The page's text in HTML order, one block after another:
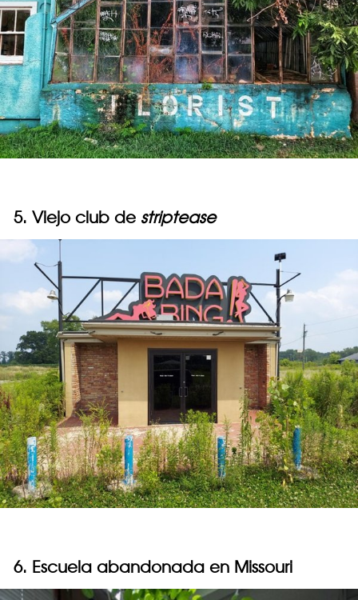
5. Viejo club de striptease
6. Escuela abandonada en Missouri